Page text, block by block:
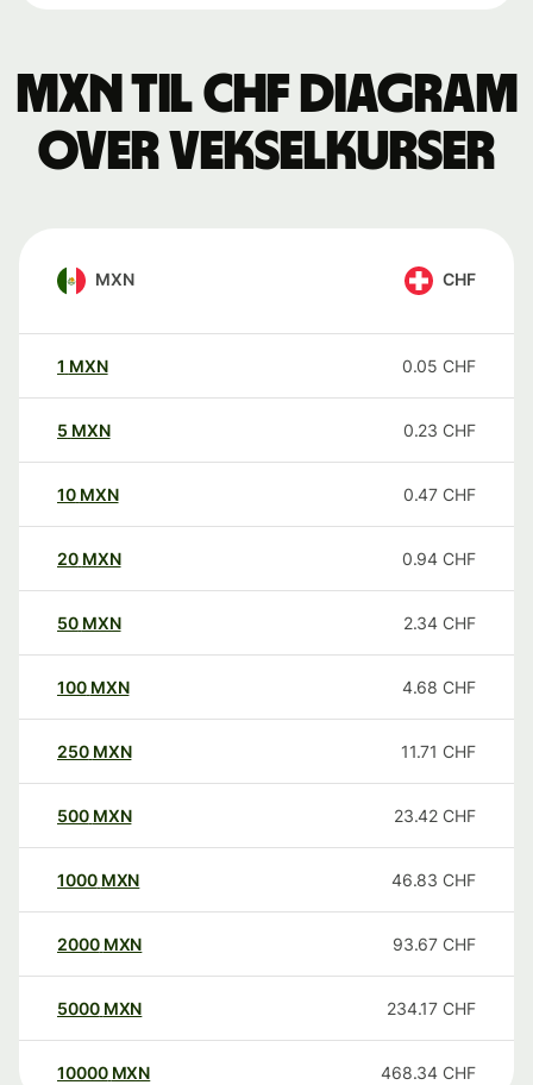
MXN til CHF Diagram
over vekselkurser
MXN CHF
1 MXN 0.05 CHF
5 MXN 0.23 CHF
10 MXN 0.47 CHF
20 MXN 0.94 CHF
50 MXN 2.34 CHF
100 MXN 4.68 CHF
250 MXN 11.71 CHF
500 MXN 23.42 CHF
1000 MXN 46.83 CHF
2000 MXN 93.67 CHF
5000 MXN 234.17 CHF
10000 MXN 468.34 CHF